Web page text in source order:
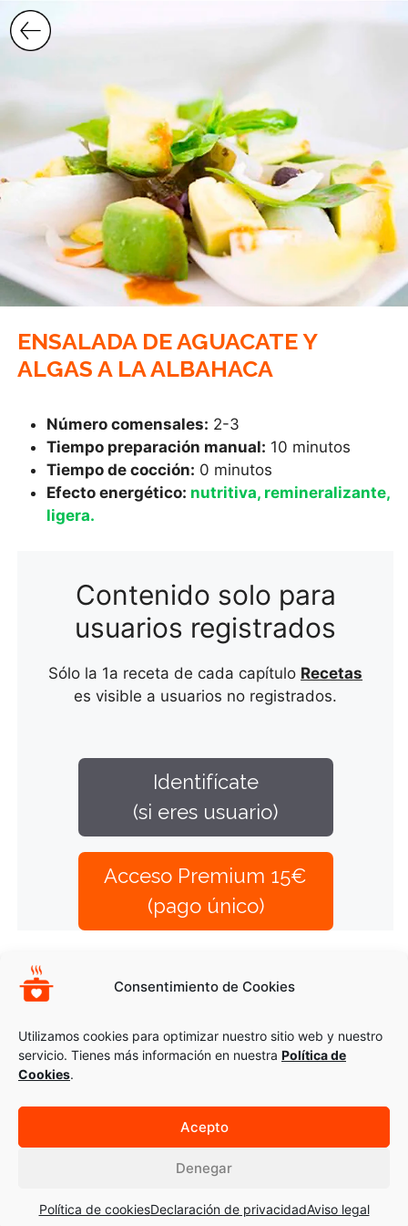
Consentimiento de Cookies
Utilizamos cookies para optimizar nuestro sitio web y nuestro
servicio. Tienes más información en nuestra Política de
Cookies.
Acepto
Denegar
Política de cookiesDeclaración de privacidadAviso legal
Saltar
al
contenido
ENSALADA DE AGUACATE Y
ALGAS A LA ALBAHACA
Número comensales: 2-3
Tiempo preparación manual: 10 minutos
Tiempo de cocción: 0 minutos
Efecto energético: nutritiva, remineralizante,
ligera.
Contenido solo para
usuarios registrados
Sólo la 1a receta de cada capítulo Recetas
es visible a usuarios no registrados.
Identifícate
(si eres usuario)
Acceso Premium 15€
(pago único)
Opciones Complementarias
ARROZ CON VERDURAS DE TEMPORADA
© 2026 Recetas Montse Bradford